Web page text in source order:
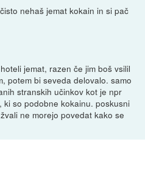
nehaš jemat kokain in si pač
jemat, razen če jim boš vsilil
potem bi seveda delovalo. samo
stranskih učinkov kot je npr
so podobne kokainu. poskusni
ne morejo povedat kako se